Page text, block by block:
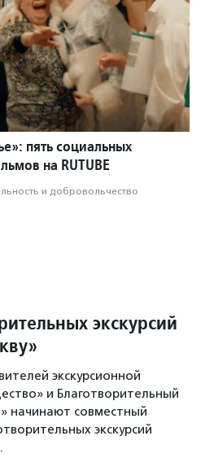
пять социальных
на RUTUBE
и доброволь­чест­во
экскурсий
экскурсионной
и Благотворительный
начинают совместный
экскурсий